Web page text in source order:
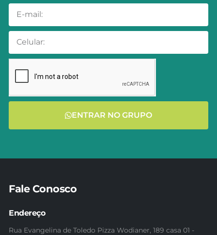
ENTRAR NO GRUPO
Fale Conosco
Endereço
Rua Evangelina de Toledo Pizza Wodianer, 189 casa 01 -